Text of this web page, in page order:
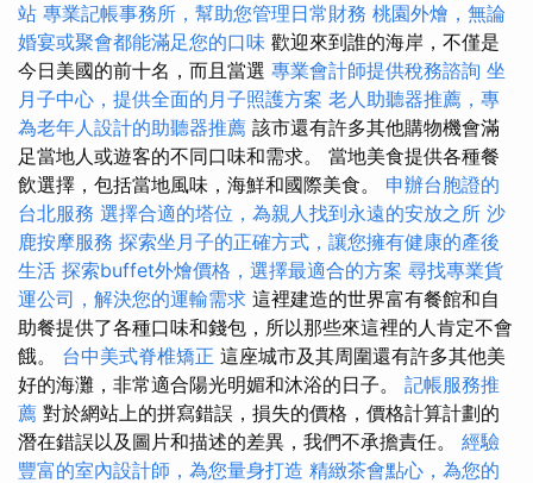
站 專業記帳事務所，幫助您管理日常財務 桃園外燴，無論
婚宴或聚會都能滿足您的口味 歡迎來到誰的海岸，不僅是
今日美國的前十名，而且當選 專業會計師提供稅務諮詢 坐
月子中心，提供全面的月子照護方案 老人助聽器推薦，專
為老年人設計的助聽器推薦 該市還有許多其他購物機會滿
足當地人或遊客的不同口味和需求。 當地美食提供各種餐
飲選擇，包括當地風味，海鮮和國際美食。 申辦台胞證的
台北服務 選擇合適的塔位，為親人找到永遠的安放之所 沙
鹿按摩服務 探索坐月子的正確方式，讓您擁有健康的產後
生活 探索buffet外燴價格，選擇最適合的方案 尋找專業貨
運公司，解決您的運輸需求 這裡建造的世界富有餐館和自
助餐提供了各種口味和錢包，所以那些來這裡的人肯定不會
餓。 台中美式脊椎矯正 這座城市及其周圍還有許多其他美
好的海灘，非常適合陽光明媚和沐浴的日子。 記帳服務推
薦 對於網站上的拼寫錯誤，損失的價格，價格計算計劃的
潛在錯誤以及圖片和描述的差異，我們不承擔責任。 經驗
豐富的室內設計師，為您量身打造 精緻茶會點心，為您的